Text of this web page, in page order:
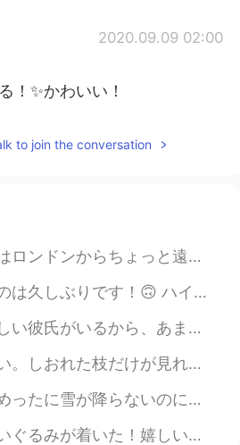
2020.09.09 02:00
！✨かわいい！
to join the conversation
した！ツアーには日本人がたくさんいました。話したかったけど、とても恥ずかしかったです。おかしい女と思うかもしれない...
😅 他のハイカーはお水がたくさんあるのを見て、彼れらの水を買ってもいいと頼んで、無料でくれました。助けを求めるのが...
話してました。そして、新しい彼氏さんは兵隊なので、時々、私は彼女に内輪ネタといってる時に彼は真面目すぎて、私は怖く...
愛するのことを考えるとき、自分用にプレゼントを買うのこととか、サロンに行くのこととか、バスタブでの静かな時間につい...
事行きたくない〜 一日中はベドで猫ちゃんと遊んで、コーヒーを飲みたい！ 雪が降ってる時、厚い毛皮がある動物の以外は...
、「Avatar: The Last Airbender」をまた見てました。知ってますか？これは一番好きなアメリカのカートゥ...